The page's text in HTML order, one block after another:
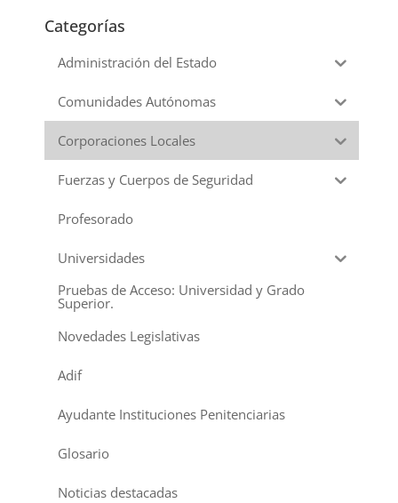
Categorías
Administración del Estado
Comunidades Autónomas
Corporaciones Locales
Fuerzas y Cuerpos de Seguridad
Profesorado
Universidades
Pruebas de Acceso: Universidad y Grado
Superior.
Novedades Legislativas
Adif
Ayudante Instituciones Penitenciarias
Glosario
Noticias destacadas